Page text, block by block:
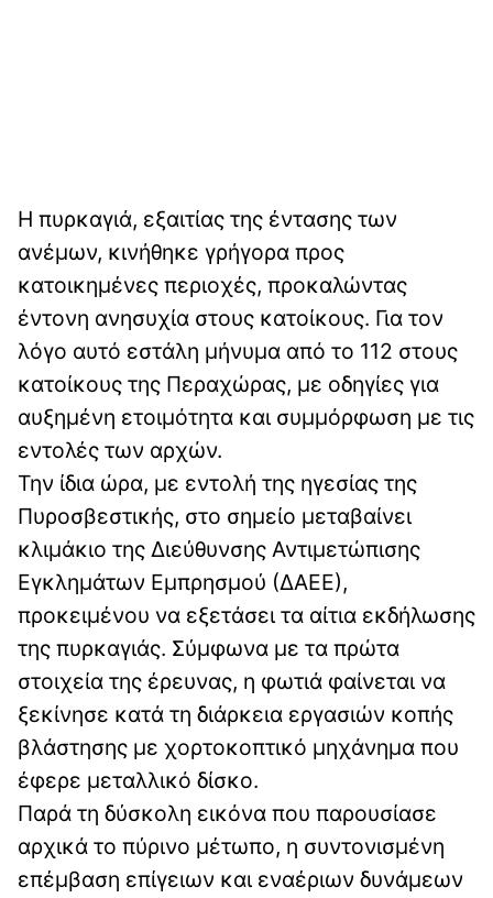
Η πυρκαγιά, εξαιτίας της έντασης των
ανέμων, κινήθηκε γρήγορα προς
κατοικημένες περιοχές, προκαλώντας
έντονη ανησυχία στους κατοίκους. Για τον
λόγο αυτό εστάλη μήνυμα από το 112 στους
κατοίκους της Περαχώρας, με οδηγίες για
αυξημένη ετοιμότητα και συμμόρφωση με τις
εντολές των αρχών.
Την ίδια ώρα, με εντολή της ηγεσίας της
Πυροσβεστικής, στο σημείο μεταβαίνει
κλιμάκιο της Διεύθυνσης Αντιμετώπισης
Εγκλημάτων Εμπρησμού (ΔΑΕΕ),
προκειμένου να εξετάσει τα αίτια εκδήλωσης
της πυρκαγιάς. Σύμφωνα με τα πρώτα
στοιχεία της έρευνας, η φωτιά φαίνεται να
ξεκίνησε κατά τη διάρκεια εργασιών κοπής
βλάστησης με χορτοκοπτικό μηχάνημα που
έφερε μεταλλικό δίσκο.
Παρά τη δύσκολη εικόνα που παρουσίασε
αρχικά το πύρινο μέτωπο, η συντονισμένη
επέμβαση επίγειων και εναέριων δυνάμεων